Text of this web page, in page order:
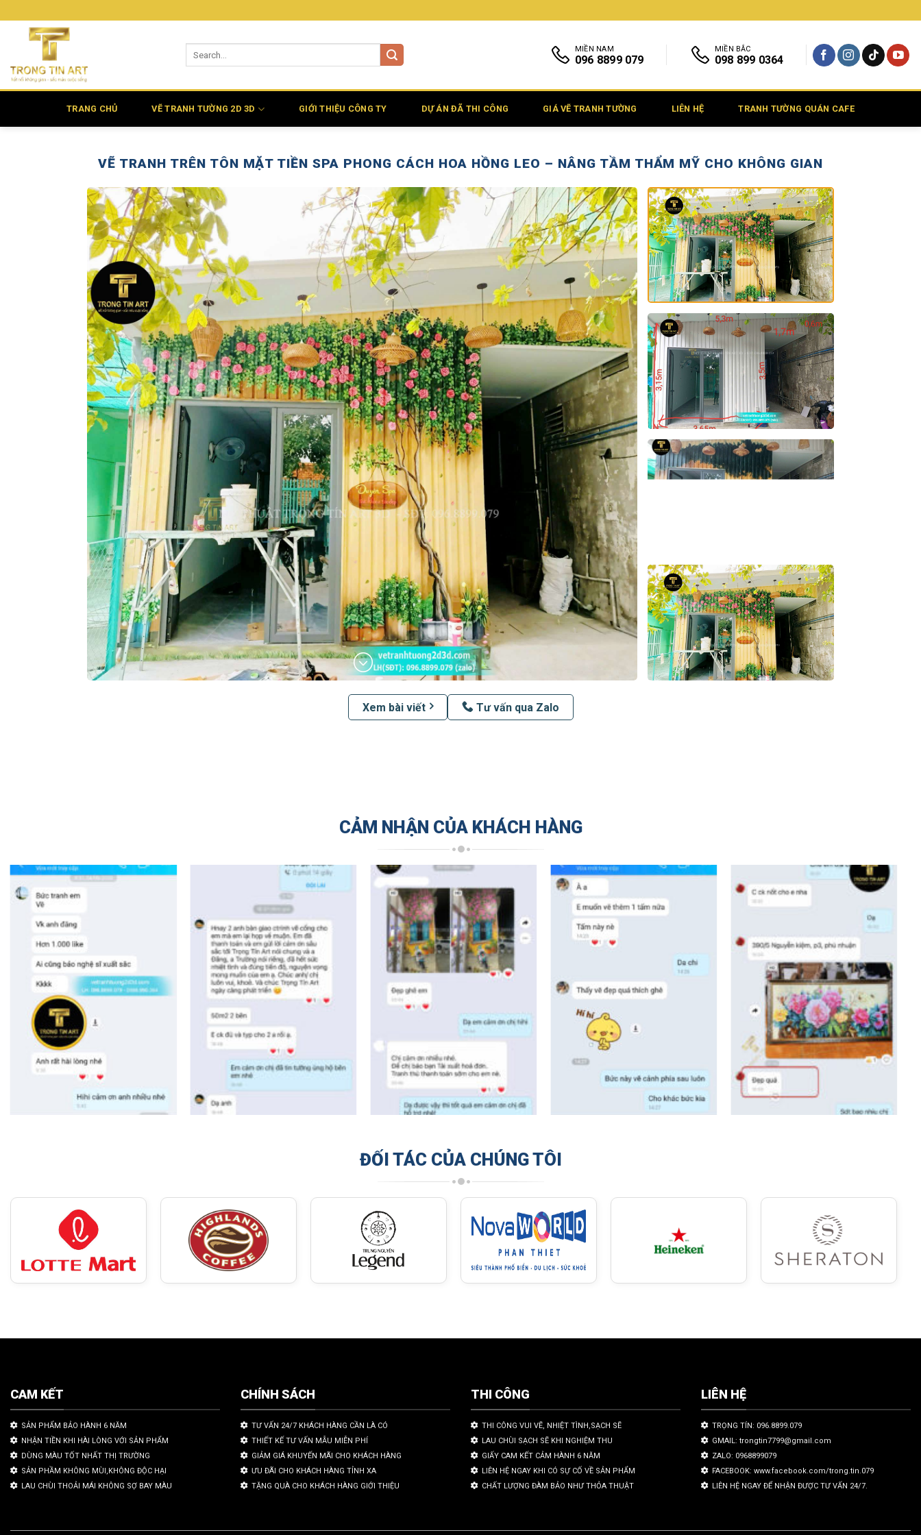
qua
MIỀN NAM
096 8899 079
MIỀN BẮC
098 899 0364
TRANG CHỦ VẼ TRANH TƯỜNG 2D 3D GIỚI THIỆU CÔNG TY DỰ ÁN ĐÃ THI CÔNG GIÁ VẼ TRANH TƯỜNG LIÊN HỆ TRANH TƯỜNG QUÁN CAFE
VẼ TRANH TRÊN TÔN MẶT TIỀN SPA PHONG CÁCH HOA HỒNG LEO – NÂNG TẦM THẨM MỸ CHO KHÔNG GIAN
Xem bài viết Tư vấn qua Zalo
CẢM NHẬN CỦA KHÁCH HÀNG
ĐỐI TÁC CỦA CHÚNG TÔI
CAM KẾT
SẢN PHẨM BẢO HÀNH 6 NĂM
NHẬN TIỀN KHI HÀI LÒNG VỚI SẢN PHẨM
DÙNG MÀU TỐT NHẤT THỊ TRƯỜNG
SẢN PHẦM KHÔNG MÙI,KHÔNG ĐỘC HẠI
LAU CHÙI THOẢI MÁI KHÔNG SỢ BAY MÀU
CHÍNH SÁCH
TƯ VẤN 24/7 KHÁCH HÀNG CẦN LÀ CÓ
THIẾT KẾ TƯ VẤN MẪU MIỄN PHÍ
GIẢM GIÁ KHUYẾN MÃI CHO KHÁCH HÀNG
ƯU ĐÃI CHO KHÁCH HÀNG TỈNH XA
TẶNG QUÀ CHO KHÁCH HÀNG GIỚI THIỆU
THI CÔNG
THI CÔNG VUI VẼ, NHIỆT TÌNH,SẠCH SẼ
LAU CHÙI SẠCH SẼ KHI NGHIỆM THU
GIẤY CAM KẾT CẢM HÀNH 6 NĂM
LIÊN HỆ NGAY KHI CÓ SỰ CỐ VỀ SẢN PHẨM
CHẤT LƯỢNG ĐÀM BẢO NHƯ THỎA THUẬT
LIÊN HỆ
TRỌNG TÍN: 096.8899.079
GMAIL: trongtin7799@gmail.com
ZALO: 0968899079
FACEBOOK: www.facebook.com/trong.tin.079
LIÊN HỆ NGAY ĐỂ NHẬN ĐƯỢC TƯ VẤN 24/7.